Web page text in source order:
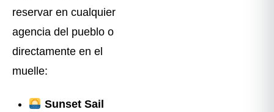
reservar en cualquier
agencia del pueblo o
directamente en el
muelle:
Sunset Sail